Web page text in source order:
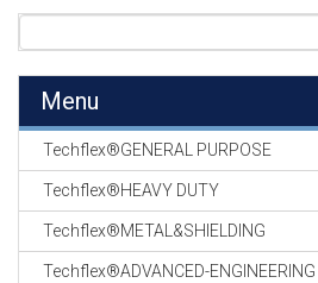
Menu
Techflex®GENERAL PURPOSE
Techflex®HEAVY DUTY
Techflex®METAL&SHIELDING
Techflex®ADVANCED-ENGINEERING